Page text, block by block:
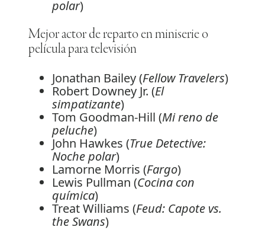
polar)
Mejor actor de reparto en miniserie o
película para televisión
Jonathan Bailey (Fellow Travelers)
Robert Downey Jr. (El
simpatizante)
Tom Goodman-Hill (Mi reno de
peluche)
John Hawkes (True Detective:
Noche polar)
Lamorne Morris (Fargo)
Lewis Pullman (Cocina con
química)
Treat Williams (Feud: Capote vs.
the Swans)